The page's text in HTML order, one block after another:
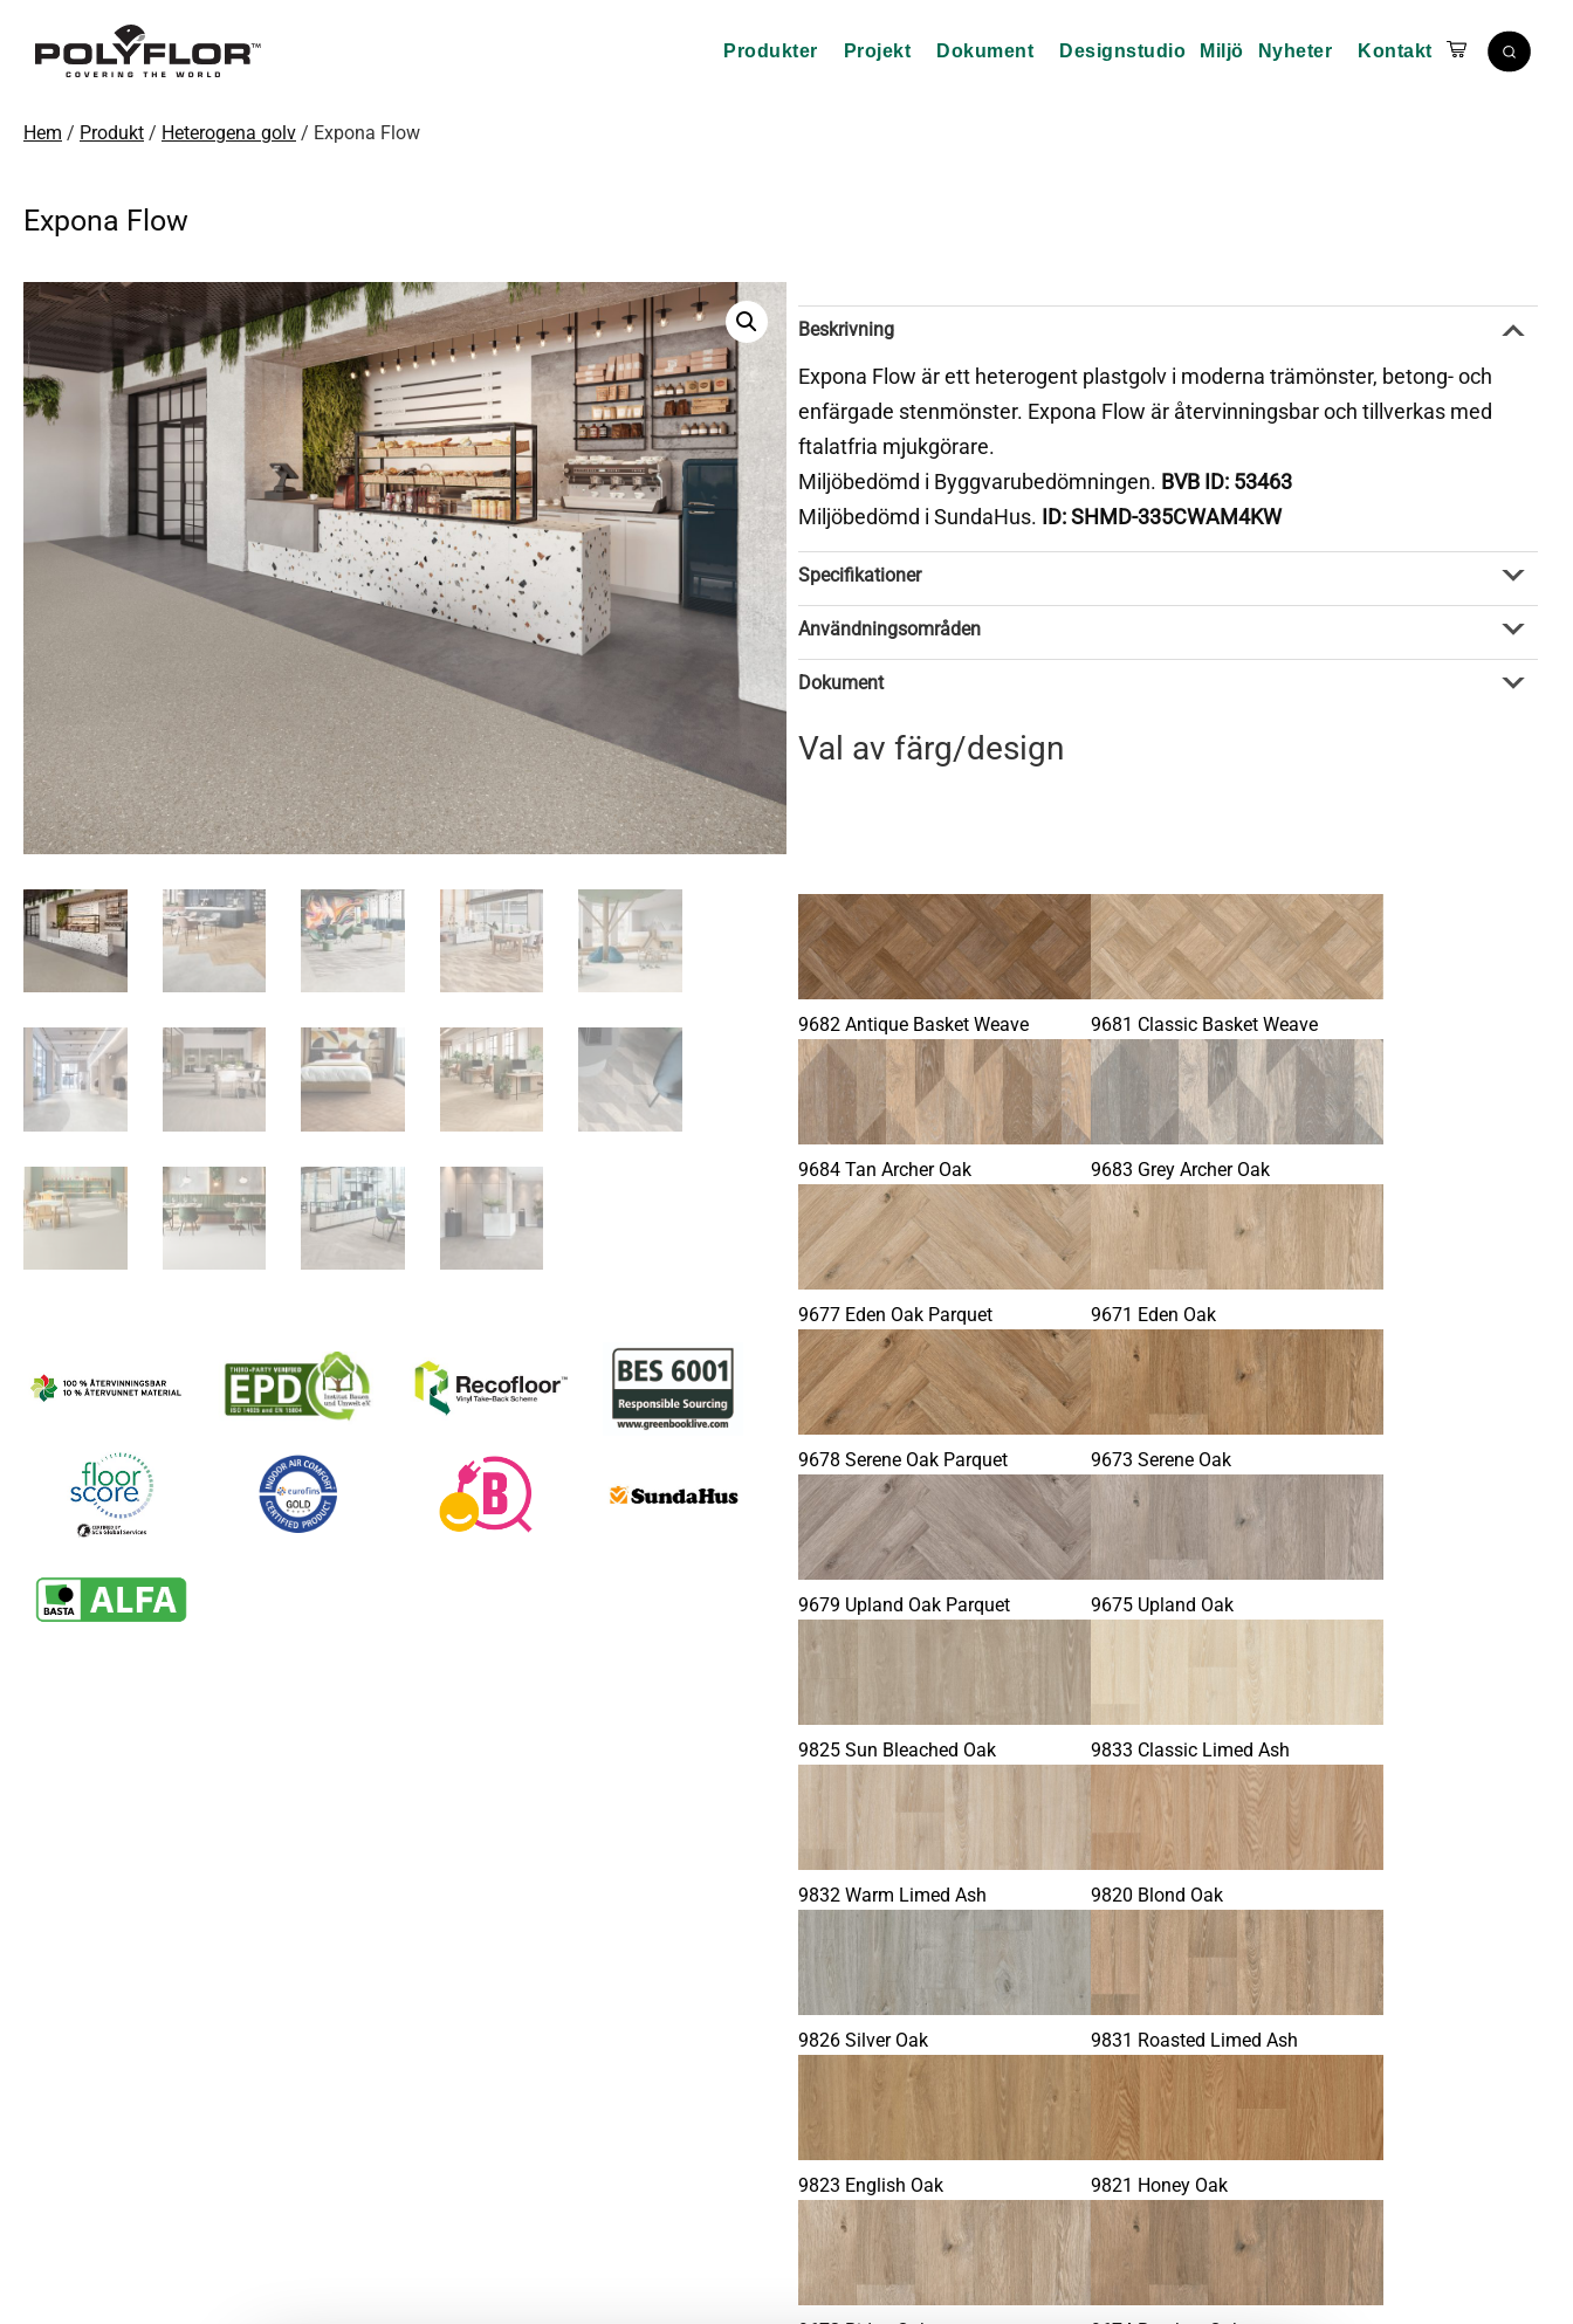
Produkter Projekt Dokument Designstudio Miljö Nyheter Kontakt
Hem / Produkt / Heterogena golv / Expona Flow
Expona Flow
Beskrivning
Expona Flow är ett heterogent plastgolv i moderna trämönster, betong- och
enfärgade stenmönster. Expona Flow är återvinningsbar och tillverkas med
ftalatfria mjukgörare.
Miljöbedömd i Byggvarubedömningen. BVB ID: 53463
Miljöbedömd i SundaHus. ID: SHMD-335CWAM4KW
Specifikationer
Användningsområden
Dokument
Val av färg/design
9682 Antique Basket Weave 9681 Classic Basket Weave
9684 Tan Archer Oak 9683 Grey Archer Oak
9677 Eden Oak Parquet 9671 Eden Oak
9678 Serene Oak Parquet 9673 Serene Oak
9679 Upland Oak Parquet 9675 Upland Oak
9825 Sun Bleached Oak 9833 Classic Limed Ash
9832 Warm Limed Ash 9820 Blond Oak
9826 Silver Oak 9831 Roasted Limed Ash
9823 English Oak 9821 Honey Oak